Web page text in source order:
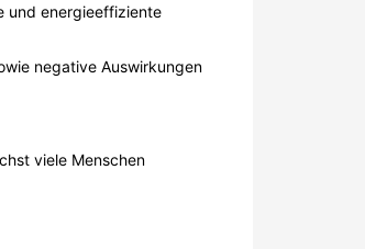
und energieeffiziente
negative Auswirkungen
viele Menschen